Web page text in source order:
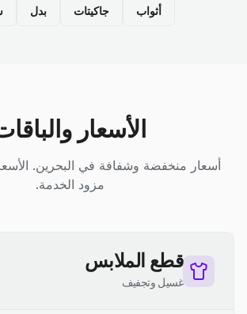
أثواب جاكيتات بدل
الأسعار
أسعار منخفضة وشفافة في البحرين.
مزود الخدمة.
قطع الملابس
غسيل وتجفيف